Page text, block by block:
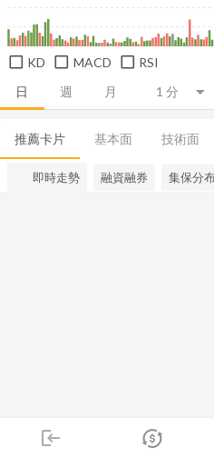
login
市場
日 週 月
KD MACD RSI
推薦卡片 基本面 技術面
即時走勢 融資融券 集保分